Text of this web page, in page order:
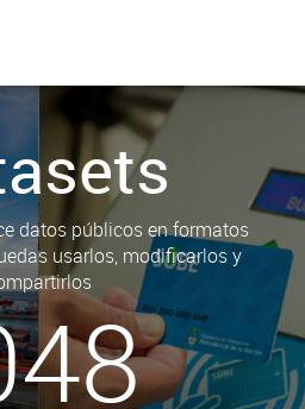
datos públicos en formatos
usarlos, modificarlos y